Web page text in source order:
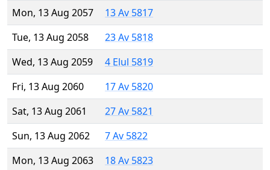
Mon, 13 Aug 2057
13 Av 5817
Tue, 13 Aug 2058
23 Av 5818
Wed, 13 Aug 2059
4 Elul 5819
Fri, 13 Aug 2060
17 Av 5820
Sat, 13 Aug 2061
27 Av 5821
Sun, 13 Aug 2062
7 Av 5822
Mon, 13 Aug 2063
18 Av 5823